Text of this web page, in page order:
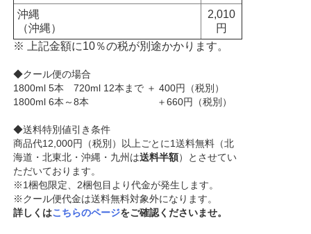
沖縄
（沖縄）
2,010
円
※ 上記金額に10％の税が別途かかります。
◆クール便の場合
1800ml 5本 720ml 12本まで ＋ 400円（税別）
1800ml 6本～8本 ＋660円（税別）
◆送料特別値引き条件
商品代12,000円（税別）以上ごとに1送料無料（北
海道・北東北・沖縄・九州は送料半額）とさせてい
ただいております。
※1梱包限定、2梱包目より代金が発生します。
※クール便代金は送料無料対象外になります。
詳しくはこちらのページをご確認くださいませ。